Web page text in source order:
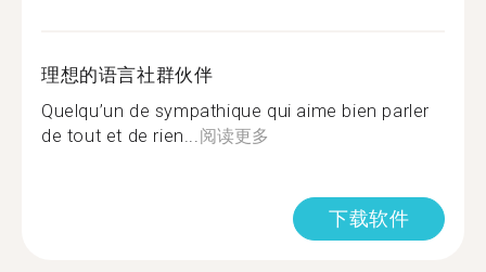
理想的语言社群伙伴
Quelqu’un de sympathique qui aime bien parler
de tout et de rien...阅读更多
下载软件